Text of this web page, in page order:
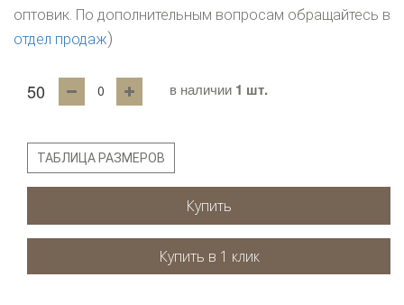
оптовик. По дополнительным вопросам обращайтесь в
отдел продаж)
50 в наличии 1 шт.
ТАБЛИЦА РАЗМЕРОВ
Купить